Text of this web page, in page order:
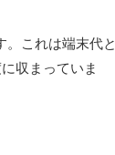
これは端末代と
収まっていま